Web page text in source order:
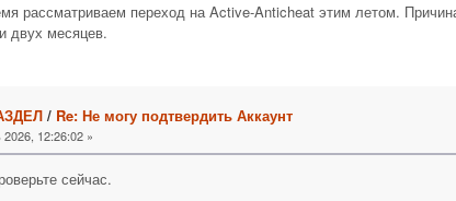
рассматриваем переход на Active-Anticheat этим летом.
двух месяцев.
/ Re: Не могу подтвердить Аккаунт
2026, 12:26:02 »
сейчас.